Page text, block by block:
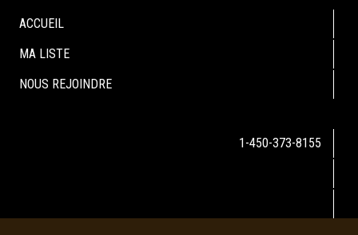
ACCUEIL
MA LISTE
NOUS REJOINDRE
1-450-373-8155